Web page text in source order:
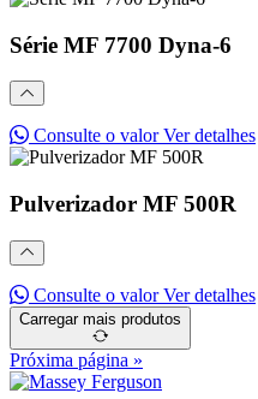
Série MF 7700 Dyna-6
Consulte o valorVer detalhes
Pulverizador MF 500R
Consulte o valorVer detalhes
Carregar mais produtos
Próxima página »